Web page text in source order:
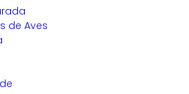
de Aves